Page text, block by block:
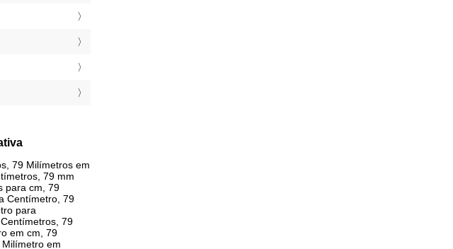
79 Milímetros em
79 mm
para cm, 79
Centímetro, 79
para
79
em cm, 79
em